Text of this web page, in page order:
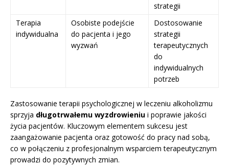
strategii
Terapia
indywidualna
Osobiste podejście
do pacjenta i jego
wyzwań
Dostosowanie
strategii
terapeutycznych
do
indywidualnych
potrzeb
Zastosowanie terapii psychologicznej w leczeniu alkoholizmu
sprzyja długotrwałemu wyzdrowieniu i poprawie jakości
życia pacjentów. Kluczowym elementem sukcesu jest
zaangażowanie pacjenta oraz gotowość do pracy nad sobą,
co w połączeniu z profesjonalnym wsparciem terapeutycznym
prowadzi do pozytywnych zmian.